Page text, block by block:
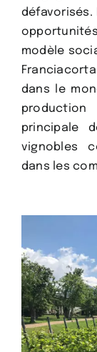
modèle
dans le
principale
vignobles
dans les